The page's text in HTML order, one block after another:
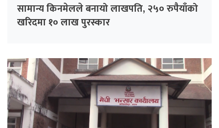
सामान्य किनमेलले बनायो लाखपति, २५० रुपैयाँको
खरिदमा १० लाख पुरस्कार